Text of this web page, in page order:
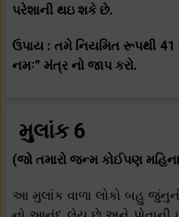
પરેશાની થઇ શકે છે.
ઉપાય : તમે નિયમિત રૂપથી
નમઃ” મંત્ર નો જાપ કરો.
મુલાંક 6
(જો તમારો જન્મ કોઈપણ
આ મુલાંક વાળા લોકો બહુ